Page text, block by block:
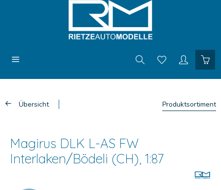
Übersicht Produktsortiment
Magirus DLK L-AS FW
Interlaken/Bödeli (CH), 1:87